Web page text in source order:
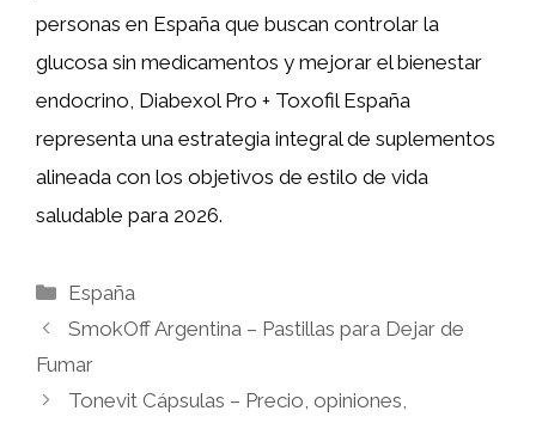
personas en España que buscan controlar la
glucosa sin medicamentos y mejorar el bienestar
endocrino, Diabexol Pro + Toxofil España
representa una estrategia integral de suplementos
alineada con los objetivos de estilo de vida
saludable para 2026.
Categories
España
SmokOff Argentina – Pastillas para Dejar de
Fumar
Tonevit Cápsulas – Precio, opiniones,